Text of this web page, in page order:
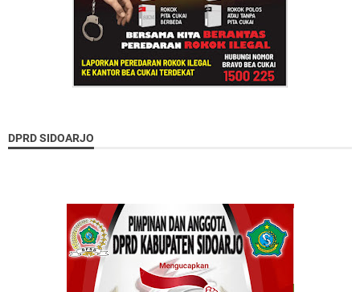
DPRD SIDOARJO